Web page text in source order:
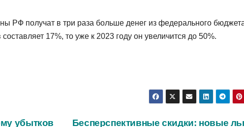
РФ получат в три раза больше денег из федерального
17%, то уже к 2023 году он увеличится до 50%.
Бесперспективные скидки: новые
убытков